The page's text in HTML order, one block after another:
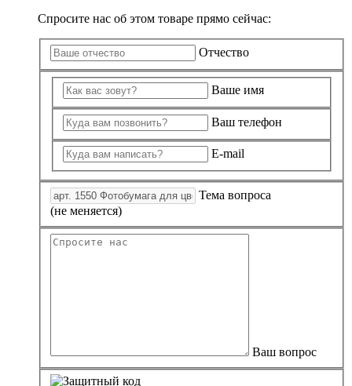
Спросите нас об этом товаре прямо сейчас:
Отчество
Ваше имя
Ваш телефон
E-mail
Тема вопроса
(не меняется)
Ваш вопрос